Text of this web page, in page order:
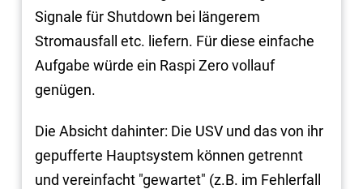
Signale für Shutdown bei längerem
Stromausfall etc. liefern. Für diese einfache
Aufgabe würde ein Raspi Zero vollauf
genügen.
Die Absicht dahinter: Die USV und das von ihr
gepufferte Hauptsystem können getrennt
und vereinfacht "gewartet" (z.B. im Fehlerfall